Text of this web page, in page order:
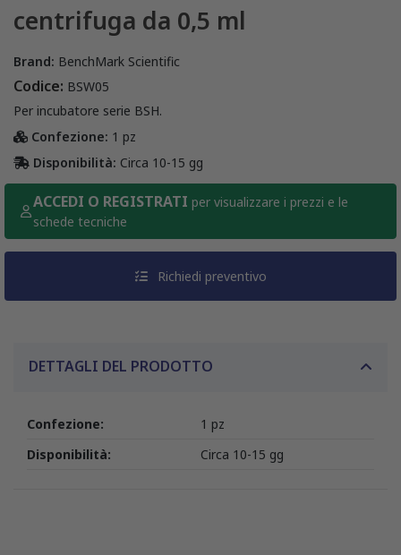
centrifuga da 0,5 ml
Brand: BenchMark Scientific
Codice: BSW05
Per incubatore serie BSH.
Confezione: 1 pz
Disponibilità: Circa 10-15 gg
ACCEDI O REGISTRATI per visualizzare i prezzi e le
schede tecniche
Richiedi preventivo
DETTAGLI DEL PRODOTTO
Confezione:
1 pz
Disponibilità:
Circa 10-15 gg